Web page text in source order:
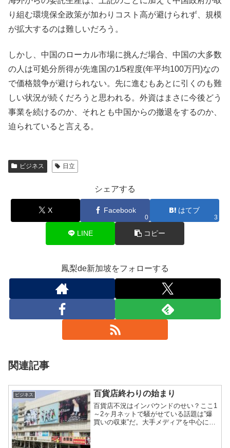
り組む環境保全政策が加わりコスト高が避けられず、規模
が拡大するのは難しいだろう。
しかし、中国のローカル市場に挑んだ場合、中国の大多数
の人は可処分所得が先進国の1/5程度(年平均100万円)なの
で価格競争が避けられない。先に進むもあとに引くのも難
しい状況が続くだろうと思われる。外資はまさに今後どう
事業を続けるのか、それとも中国からの撤退をするのか、
迫られていると言える。
ビジネス 日立
シェアする
X Facebook
0
はてブ
3
LINE コピー
鳳梨de新加坡をフォローする
関連記事
ビジネス 百貨店終わりの始まり
百貨店不況はインバウンドのせい？ここ1
～2ヶ月ネットで騒がせている話題は”爆
買いの収束”だ。大手メディアを中心に爆